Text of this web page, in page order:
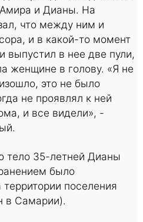
и Дианы. На
что между ним и
и в какой-то момент
выпустил в нее две пули,
женщине в голову. «Я не
это не было
не проявлял к ней
и все видели», -
тело 35-летней Дианы
было
поселения
в Самарии).